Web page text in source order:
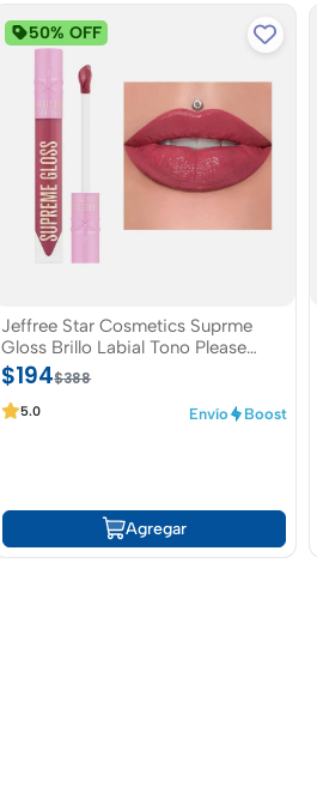
50% OFF
Jeffree Star Cosmetics Suprme
Gloss Brillo Labial Tono Please
Forgive me
$194$388
5.0 Envío Boost
Agregar